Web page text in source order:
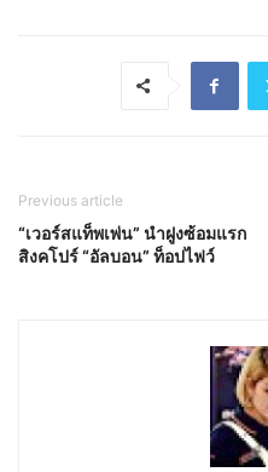
Previous article
“เวอร์สแท็พเพ่น” นำฝูงซ้อมแรก
สิงคโปร์ “อัลบอน” ท็อปไฟว์